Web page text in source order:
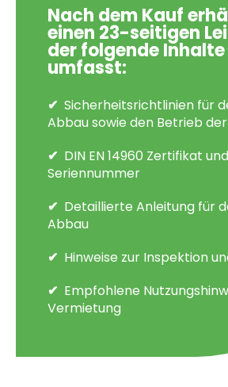
Nach dem Kauf
einen 23-seitigen
der folgende Inhalte
umfasst:
Sicherheitsrichtlinien für
Abbau sowie den Betrieb
DIN EN 14960 Zertifikat
Seriennummer
Detaillierte Anleitung für
Abbau
Hinweise zur Inspektion
Empfohlene
Vermietung